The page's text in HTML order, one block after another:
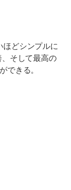
ほどシンプルに
そして最高の
できる。